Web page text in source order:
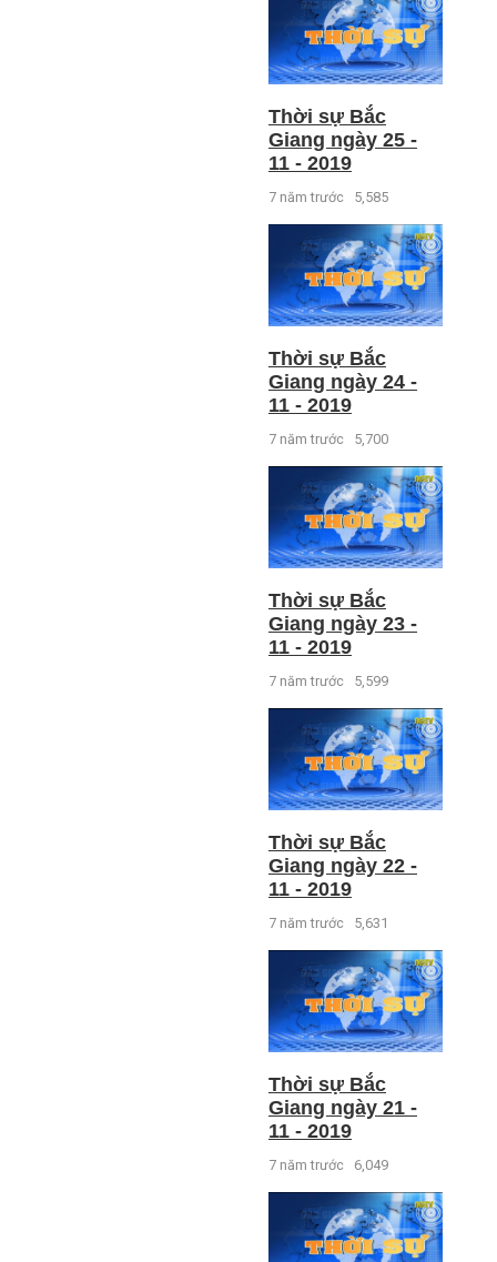
Thời sự Bắc
Giang ngày 25 -
11 - 2019
7 năm trước 5,585
Thời sự Bắc
Giang ngày 24 -
11 - 2019
7 năm trước 5,700
Thời sự Bắc
Giang ngày 23 -
11 - 2019
7 năm trước 5,599
Thời sự Bắc
Giang ngày 22 -
11 - 2019
7 năm trước 5,631
Thời sự Bắc
Giang ngày 21 -
11 - 2019
7 năm trước 6,049